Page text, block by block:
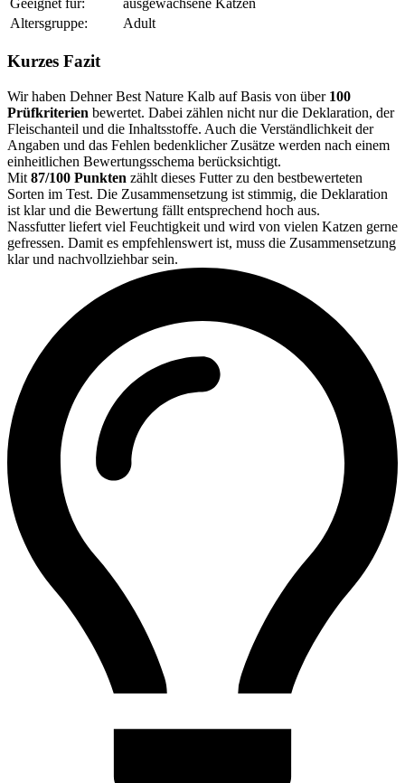
Geeignet für:
ausgewachsene Katzen
Altersgruppe:
Adult
Kurzes Fazit
Wir haben Dehner Best Nature Kalb auf Basis von über 100
Prüfkriterien bewertet. Dabei zählen nicht nur die Deklaration, der
Fleischanteil und die Inhaltsstoffe. Auch die Verständlichkeit der
Angaben und das Fehlen bedenklicher Zusätze werden nach einem
einheitlichen Bewertungsschema berücksichtigt.
Mit 87/100 Punkten zählt dieses Futter zu den bestbewerteten
Sorten im Test. Die Zusammensetzung ist stimmig, die Deklaration
ist klar und die Bewertung fällt entsprechend hoch aus.
Nassfutter liefert viel Feuchtigkeit und wird von vielen Katzen gerne
gefressen. Damit es empfehlenswert ist, muss die Zusammensetzung
klar und nachvollziehbar sein.